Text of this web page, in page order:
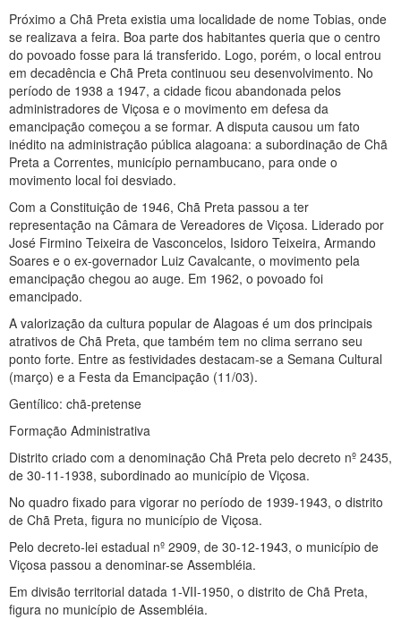
Próximo a Chã Preta existia uma localidade de nome Tobias, onde
se realizava a feira. Boa parte dos habitantes queria que o centro
do povoado fosse para lá transferido. Logo, porém, o local entrou
em decadência e Chã Preta continuou seu desenvolvimento. No
período de 1938 a 1947, a cidade ficou abandonada pelos
administradores de Viçosa e o movimento em defesa da
emancipação começou a se formar. A disputa causou um fato
inédito na administração pública alagoana: a subordinação de Chã
Preta a Correntes, município pernambucano, para onde o
movimento local foi desviado.
Com a Constituição de 1946, Chã Preta passou a ter
representação na Câmara de Vereadores de Viçosa. Liderado por
José Firmino Teixeira de Vasconcelos, Isidoro Teixeira, Armando
Soares e o ex-governador Luiz Cavalcante, o movimento pela
emancipação chegou ao auge. Em 1962, o povoado foi
emancipado.
A valorização da cultura popular de Alagoas é um dos principais
atrativos de Chã Preta, que também tem no clima serrano seu
ponto forte. Entre as festividades destacam-se a Semana Cultural
(março) e a Festa da Emancipação (11/03).
Gentílico: chã-pretense
Formação Administrativa
Distrito criado com a denominação Chã Preta pelo decreto nº 2435,
de 30-11-1938, subordinado ao município de Viçosa.
No quadro fixado para vigorar no período de 1939-1943, o distrito
de Chã Preta, figura no município de Viçosa.
Pelo decreto-lei estadual nº 2909, de 30-12-1943, o município de
Viçosa passou a denominar-se Assembléia.
Em divisão territorial datada 1-VII-1950, o distrito de Chã Preta,
figura no município de Assembléia.